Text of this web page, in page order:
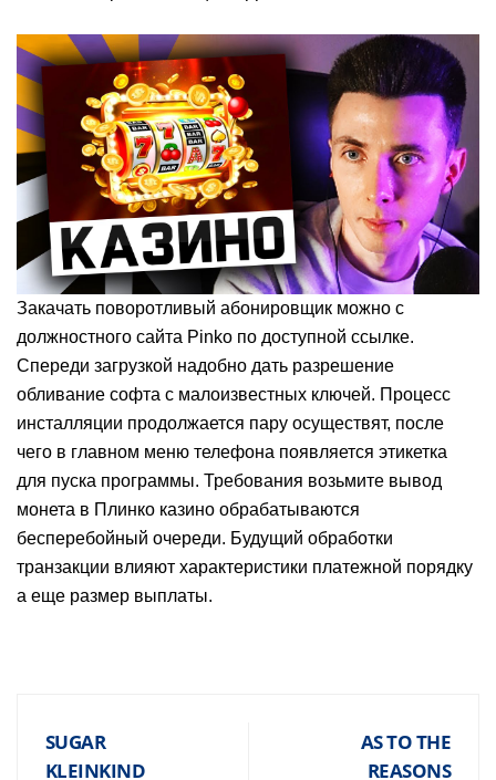
Закачать поворотливый абонировщик можно с
должностного сайта Pinko по доступной ссылке.
Спереди загрузкой надобно дать разрешение
обливание софта с малоизвестных ключей. Процесс
инсталляции продолжается пару осуществят, после
чего в главном меню телефона появляется этикетка
для пуска программы. Требования возьмите вывод
монета в Плинко казино обрабатываются
бесперебойный очереди. Будущий обработки
транзакции влияют характеристики платежной порядку
а еще размер выплаты.
SUGAR
KLEINKIND
AS TO THE
REASONS